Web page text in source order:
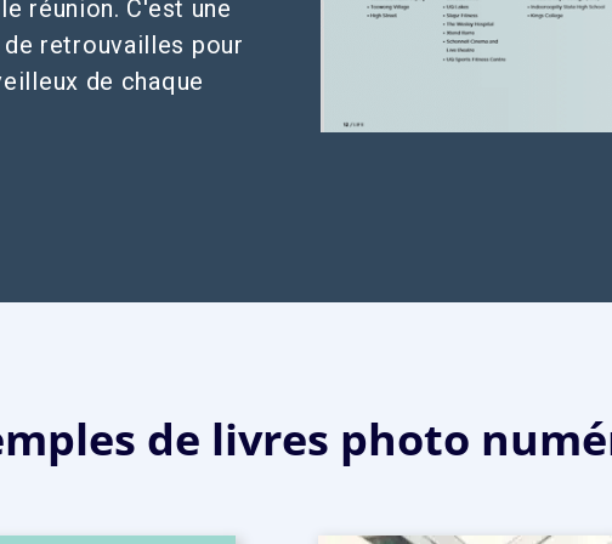
réunion. C'est une
retrouvailles pour
de chaque
de livres photo